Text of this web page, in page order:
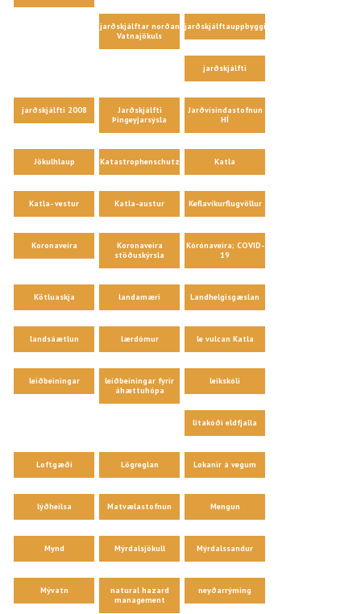
jarðskjálftar norðan
Vatnajökuls
jarðskjálftauppbygging
jarðskjálfti
jarðskjálfti 2008
Jarðskjálfti
Þingeyjarsýsla
Jarðvísindastofnun
HÍ
Jökulhlaup Katastrophenschutz Katla
Katla- vestur Katla-austur Keflavíkurflugvöllur
Koronaveira
Koronaveira
stöðuskýrsla
Kórónaveira; COVID-
19
Kötluaskja landamæri Landhelgisgæslan
landsáætlun lærdómur le vulcan Katla
leiðbeiningar
leiðbeiningar fyrir
áhættuhópa
leikskóli
litakóði eldfjalla
Loftgæði Lögreglan Lokanir á vegum
lýðheilsa Matvælastofnun Mengun
Mynd Mýrdalsjökull Mýrdalssandur
Mývatn
natural hazard
management
neyðarrýming